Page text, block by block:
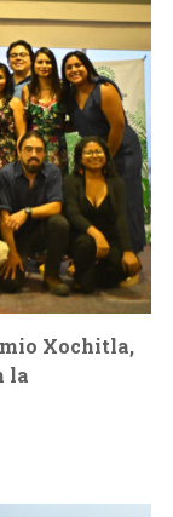
Xochitla,
la